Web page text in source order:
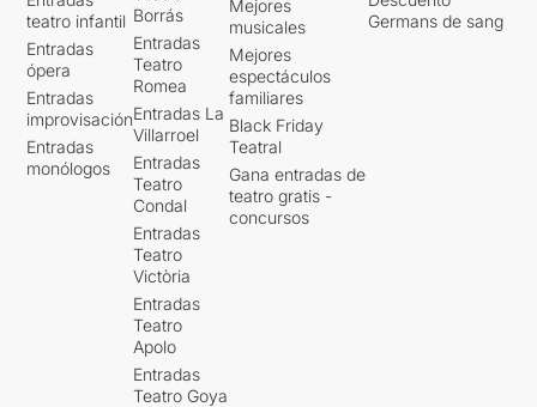
teatro infantil
Entradas
ópera
Entradas
improvisación
Entradas
monólogos
Borrás
Entradas
Teatro
Romea
Entradas La
Villarroel
Entradas
Teatro
Condal
Entradas
Teatro
Victòria
Entradas
Teatro
Apolo
Entradas
Teatro Goya
Mejores
musicales
Mejores
espectáculos
familiares
Black Friday
Teatral
Gana entradas de
teatro gratis -
concursos
Germans de sang